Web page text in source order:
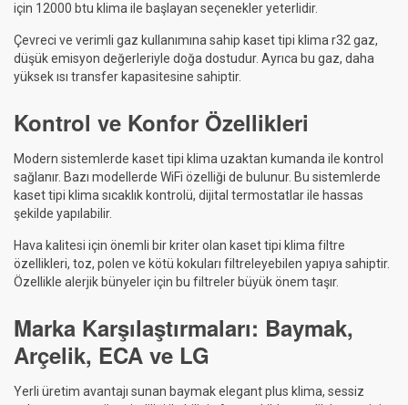
için 12000 btu klima ile başlayan seçenekler yeterlidir.
Çevreci ve verimli gaz kullanımına sahip kaset tipi klima r32 gaz,
düşük emisyon değerleriyle doğa dostudur. Ayrıca bu gaz, daha
yüksek ısı transfer kapasitesine sahiptir.
Kontrol ve Konfor Özellikleri
Modern sistemlerde kaset tipi klima uzaktan kumanda ile kontrol
sağlanır. Bazı modellerde WiFi özelliği de bulunur. Bu sistemlerde
kaset tipi klima sıcaklık kontrolü, dijital termostatlar ile hassas
şekilde yapılabilir.
Hava kalitesi için önemli bir kriter olan kaset tipi klima filtre
özellikleri, toz, polen ve kötü kokuları filtreleyebilen yapıya sahiptir.
Özellikle alerjik bünyeler için bu filtreler büyük önem taşır.
Marka Karşılaştırmaları: Baymak,
Arçelik, ECA ve LG
Yerli üretim avantajı sunan baymak elegant plus klima, sessiz